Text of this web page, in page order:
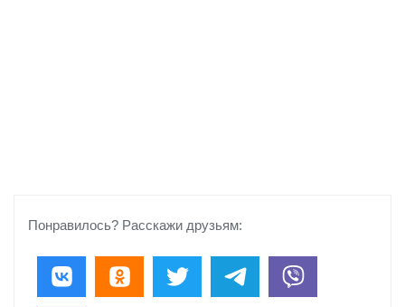
Понравилось? Расскажи друзьям: